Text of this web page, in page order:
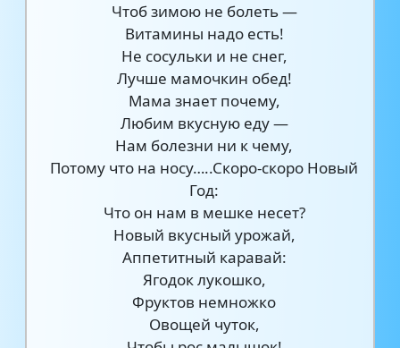
Чтоб зимою не болеть —
Витамины надо есть!
Не сосульки и не снег,
Лучше мамочкин обед!
Мама знает почему,
Любим вкусную еду —
Нам болезни ни к чему,
Потому что на носу…..Скоро-скоро Новый
Год:
Что он нам в мешке несет?
Новый вкусный урожай,
Аппетитный каравай:
Ягодок лукошко,
Фруктов немножко
Овощей чуток,